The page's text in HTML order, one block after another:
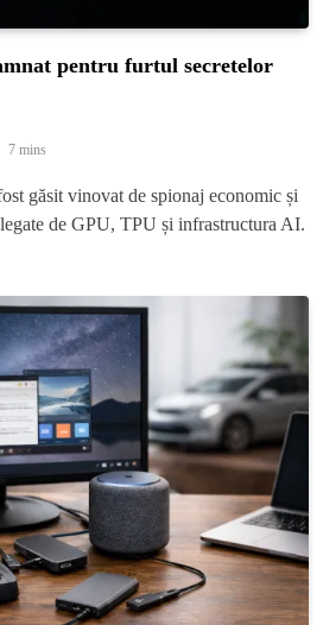
pentru furtul secretelor
7 mins
găsit vinovat de spionaj economic și
de GPU, TPU și infrastructura AI.